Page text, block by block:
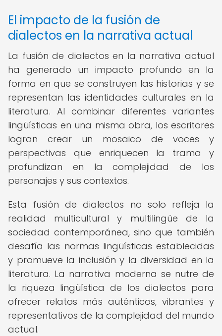
El impacto de la fusión de
dialectos en la narrativa actual
La fusión de dialectos en la narrativa actual
ha generado un impacto profundo en la
forma en que se construyen las historias y se
representan las identidades culturales en la
literatura. Al combinar diferentes variantes
lingüísticas en una misma obra, los escritores
logran crear un mosaico de voces y
perspectivas que enriquecen la trama y
profundizan en la complejidad de los
personajes y sus contextos.
Esta fusión de dialectos no solo refleja la
realidad multicultural y multilingüe de la
sociedad contemporánea, sino que también
desafía las normas lingüísticas establecidas
y promueve la inclusión y la diversidad en la
literatura. La narrativa moderna se nutre de
la riqueza lingüística de los dialectos para
ofrecer relatos más auténticos, vibrantes y
representativos de la complejidad del mundo
actual.